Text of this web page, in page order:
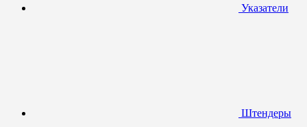
Указатели
Штендеры